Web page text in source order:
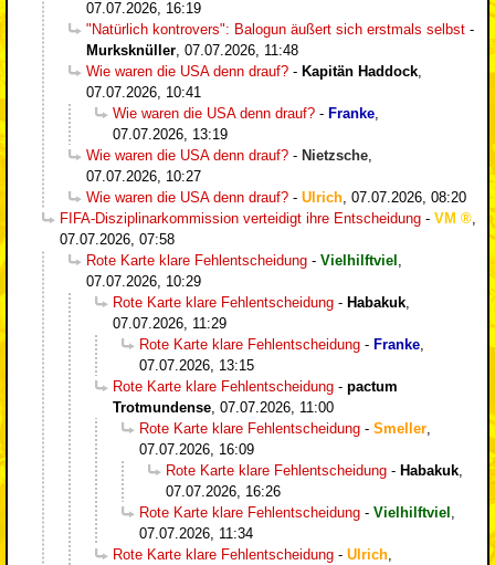
07.07.2026, 16:19
"Natürlich kontrovers": Balogun äußert sich erstmals selbst -
Murksknüller 07.07.2026, 11:48
Wie waren die USA denn drauf? - Kapitän Haddock
07.07.2026, 10:41
Wie waren die USA denn drauf? - Franke
07.07.2026, 13:19
Wie waren die USA denn drauf? - Nietzsche
07.07.2026, 10:27
Wie waren die USA denn drauf? - Ulrich 07.07.2026, 08:20
FIFA-Disziplinarkommission verteidigt ihre Entscheidung - VM
07.07.2026, 07:58
Rote Karte klare Fehlentscheidung - Vielhilftviel
07.07.2026, 10:29
Rote Karte klare Fehlentscheidung - Habakuk
07.07.2026, 11:29
Rote Karte klare Fehlentscheidung - Franke
07.07.2026, 13:15
Rote Karte klare Fehlentscheidung - pactum
Trotmundense 07.07.2026, 11:00
Rote Karte klare Fehlentscheidung - Smeller
07.07.2026, 16:09
Rote Karte klare Fehlentscheidung - Habakuk
07.07.2026, 16:26
Rote Karte klare Fehlentscheidung - Vielhilftviel
07.07.2026, 11:34
Rote Karte klare Fehlentscheidung - Ulrich